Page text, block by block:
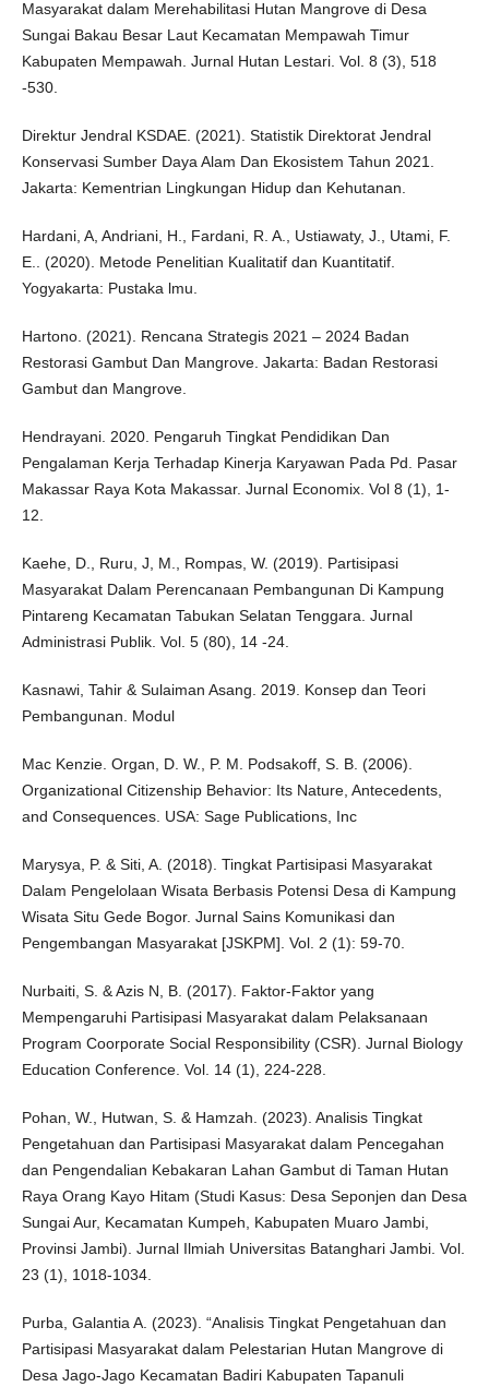
Masyarakat dalam Merehabilitasi Hutan Mangrove di Desa
Sungai Bakau Besar Laut Kecamatan Mempawah Timur
Kabupaten Mempawah. Jurnal Hutan Lestari. Vol. 8 (3), 518
-530.
Direktur Jendral KSDAE. (2021). Statistik Direktorat Jendral
Konservasi Sumber Daya Alam Dan Ekosistem Tahun 2021.
Jakarta: Kementrian Lingkungan Hidup dan Kehutanan.
Hardani, A, Andriani, H., Fardani, R. A., Ustiawaty, J., Utami, F.
E.. (2020). Metode Penelitian Kualitatif dan Kuantitatif.
Yogyakarta: Pustaka lmu.
Hartono. (2021). Rencana Strategis 2021 – 2024 Badan
Restorasi Gambut Dan Mangrove. Jakarta: Badan Restorasi
Gambut dan Mangrove.
Hendrayani. 2020. Pengaruh Tingkat Pendidikan Dan
Pengalaman Kerja Terhadap Kinerja Karyawan Pada Pd. Pasar
Makassar Raya Kota Makassar. Jurnal Economix. Vol 8 (1), 1-
12.
Kaehe, D., Ruru, J, M., Rompas, W. (2019). Partisipasi
Masyarakat Dalam Perencanaan Pembangunan Di Kampung
Pintareng Kecamatan Tabukan Selatan Tenggara. Jurnal
Administrasi Publik. Vol. 5 (80), 14 -24.
Kasnawi, Tahir & Sulaiman Asang. 2019. Konsep dan Teori
Pembangunan. Modul
Mac Kenzie. Organ, D. W., P. M. Podsakoff, S. B. (2006).
Organizational Citizenship Behavior: Its Nature, Antecedents,
and Consequences. USA: Sage Publications, Inc
Marysya, P. & Siti, A. (2018). Tingkat Partisipasi Masyarakat
Dalam Pengelolaan Wisata Berbasis Potensi Desa di Kampung
Wisata Situ Gede Bogor. Jurnal Sains Komunikasi dan
Pengembangan Masyarakat [JSKPM]. Vol. 2 (1): 59-70.
Nurbaiti, S. & Azis N, B. (2017). Faktor-Faktor yang
Mempengaruhi Partisipasi Masyarakat dalam Pelaksanaan
Program Coorporate Social Responsibility (CSR). Jurnal Biology
Education Conference. Vol. 14 (1), 224-228.
Pohan, W., Hutwan, S. & Hamzah. (2023). Analisis Tingkat
Pengetahuan dan Partisipasi Masyarakat dalam Pencegahan
dan Pengendalian Kebakaran Lahan Gambut di Taman Hutan
Raya Orang Kayo Hitam (Studi Kasus: Desa Seponjen dan Desa
Sungai Aur, Kecamatan Kumpeh, Kabupaten Muaro Jambi,
Provinsi Jambi). Jurnal Ilmiah Universitas Batanghari Jambi. Vol.
23 (1), 1018-1034.
Purba, Galantia A. (2023). “Analisis Tingkat Pengetahuan dan
Partisipasi Masyarakat dalam Pelestarian Hutan Mangrove di
Desa Jago-Jago Kecamatan Badiri Kabupaten Tapanuli